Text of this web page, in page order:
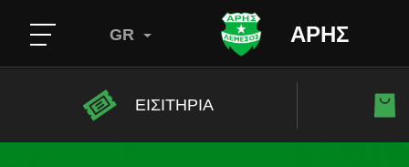
ΑΡΗΣ
GR
ΕΙΣΙΤΗΡΙΑ